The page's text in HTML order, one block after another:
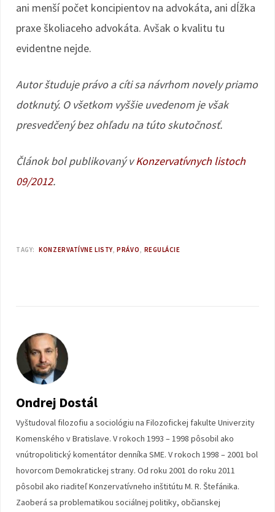
ani menší počet koncipientov na advokáta, ani dĺžka
praxe školiaceho advokáta. Avšak o kvalitu tu
evidentne nejde.
Autor študuje právo a cíti sa návrhom novely priamo
dotknutý. O všetkom vyššie uvedenom je však
presvedčený bez ohľadu na túto skutočnosť.
Článok bol publikovaný vKonzervatívnych listoch
09/2012.
TAGY: KONZERVATÍVNE LISTY PRÁVO REGULÁCIE
Ondrej Dostál
Vyštudoval filozofiu a sociológiu na Filozofickej fakulte Univerzity
Komenského v Bratislave. V rokoch 1993 – 1998 pôsobil ako
vnútropolitický komentátor denníka SME. V rokoch 1998 – 2001 bol
hovorcom Demokratickej strany. Od roku 2001 do roku 2011
pôsobil ako riaditeľ Konzervatívneho inštitútu M. R. Štefánika.
Zaoberá sa problematikou sociálnej politiky, občianskej